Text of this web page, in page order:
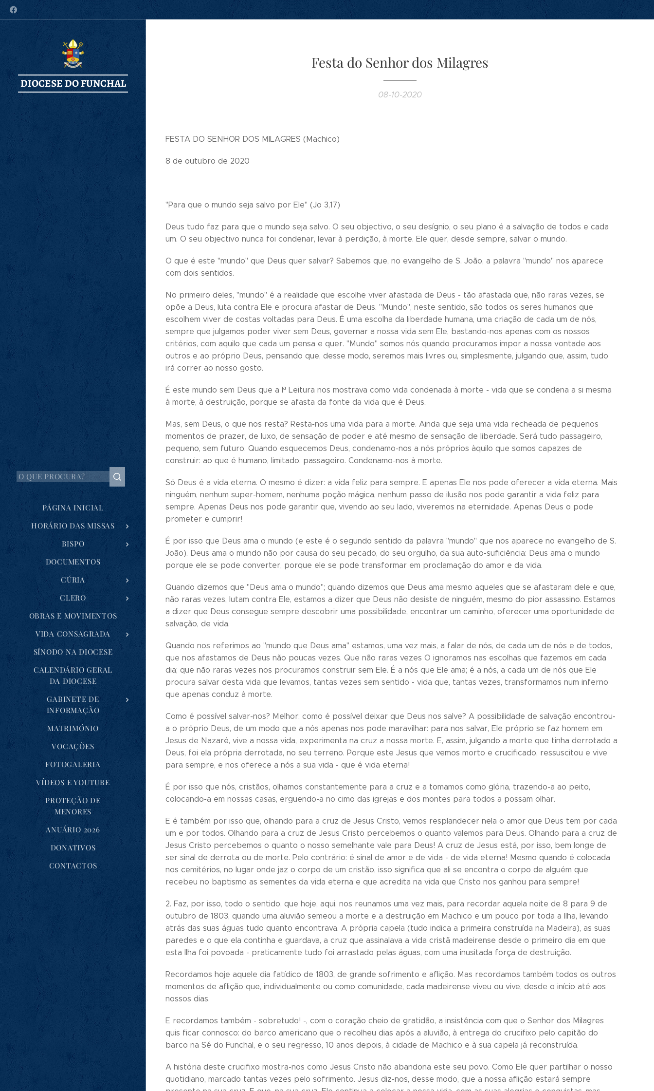
DIOCESE DO FUNCHAL
PÁGINA INICIAL
HORÁRIO DAS MISSAS
BISPO
DOCUMENTOS
CÚRIA
CLERO
OBRAS E MOVIMENTOS
VIDA CONSAGRADA
SÍNODO NA DIOCESE
CALENDÁRIO GERAL
DA DIOCESE
GABINETE DE
INFORMAÇÃO
MATRIMÓNIO
VOCAÇÕES
FOTOGALERIA
VÍDEOS E YOUTUBE
PROTEÇÃO DE
MENORES
ANUÁRIO 2026
DONATIVOS
CONTACTOS
Festa do Senhor dos Milagres
08-10-2020
FESTA DO SENHOR DOS MILAGRES (Machico)
8 de outubro de 2020
"Para que o mundo seja salvo por Ele" (Jo 3,17)
Deus tudo faz para que o mundo seja salvo. O seu objectivo, o seu desígnio, o seu plano é a salvação de todos e cada
um. O seu objectivo nunca foi condenar, levar à perdição, à morte. Ele quer, desde sempre, salvar o mundo.
O que é este "mundo" que Deus quer salvar? Sabemos que, no evangelho de S. João, a palavra "mundo" nos aparece
com dois sentidos.
No primeiro deles, "mundo" é a realidade que escolhe viver afastada de Deus - tão afastada que, não raras vezes, se
opõe a Deus, luta contra Ele e procura afastar de Deus. "Mundo", neste sentido, são todos os seres humanos que
escolhem viver de costas voltadas para Deus. É uma escolha da liberdade humana, uma criação de cada um de nós,
sempre que julgamos poder viver sem Deus, governar a nossa vida sem Ele, bastando-nos apenas com os nossos
critérios, com aquilo que cada um pensa e quer. "Mundo" somos nós quando procuramos impor a nossa vontade aos
outros e ao próprio Deus, pensando que, desse modo, seremos mais livres ou, simplesmente, julgando que, assim, tudo
irá correr ao nosso gosto.
É este mundo sem Deus que a Iª Leitura nos mostrava como vida condenada à morte - vida que se condena a si mesma
à morte, à destruição, porque se afasta da fonte da vida que é Deus.
Mas, sem Deus, o que nos resta? Resta-nos uma vida para a morte. Ainda que seja uma vida recheada de pequenos
momentos de prazer, de luxo, de sensação de poder e até mesmo de sensação de liberdade. Será tudo passageiro,
pequeno, sem futuro. Quando esquecemos Deus, condenamo-nos a nós próprios àquilo que somos capazes de
construir: ao que é humano, limitado, passageiro. Condenamo-nos à morte.
Só Deus é a vida eterna. O mesmo é dizer: a vida feliz para sempre. E apenas Ele nos pode oferecer a vida eterna. Mais
ninguém, nenhum super-homem, nenhuma poção mágica, nenhum passo de ilusão nos pode garantir a vida feliz para
sempre. Apenas Deus nos pode garantir que, vivendo ao seu lado, viveremos na eternidade. Apenas Deus o pode
prometer e cumprir!
É por isso que Deus ama o mundo (e este é o segundo sentido da palavra "mundo" que nos aparece no evangelho de S.
João). Deus ama o mundo não por causa do seu pecado, do seu orgulho, da sua auto-suficiência: Deus ama o mundo
porque ele se pode converter, porque ele se pode transformar em proclamação do amor e da vida.
Quando dizemos que "Deus ama o mundo"; quando dizemos que Deus ama mesmo aqueles que se afastaram dele e que,
não raras vezes, lutam contra Ele, estamos a dizer que Deus não desiste de ninguém, mesmo do pior assassino. Estamos
a dizer que Deus consegue sempre descobrir uma possibilidade, encontrar um caminho, oferecer uma oportunidade de
salvação, de vida.
Quando nos referimos ao "mundo que Deus ama" estamos, uma vez mais, a falar de nós, de cada um de nós e de todos,
que nos afastamos de Deus não poucas vezes. Que não raras vezes O ignoramos nas escolhas que fazemos em cada
dia; que não raras vezes nos procuramos construir sem Ele. É a nós que Ele ama; é a nós, a cada um de nós que Ele
procura salvar desta vida que levamos, tantas vezes sem sentido - vida que, tantas vezes, transformamos num inferno
que apenas conduz à morte.
Como é possível salvar-nos? Melhor: como é possível deixar que Deus nos salve? A possibilidade de salvação encontrou-
a o próprio Deus, de um modo que a nós apenas nos pode maravilhar: para nos salvar, Ele próprio se faz homem em
Jesus de Nazaré, vive a nossa vida, experimenta na cruz a nossa morte. E, assim, julgando a morte que tinha derrotado a
Deus, foi ela própria derrotada, no seu terreno. Porque este Jesus que vemos morto e crucificado, ressuscitou e vive
para sempre, e nos oferece a nós a sua vida - que é vida eterna!
É por isso que nós, cristãos, olhamos constantemente para a cruz e a tomamos como glória, trazendo-a ao peito,
colocando-a em nossas casas, erguendo-a no cimo das igrejas e dos montes para todos a possam olhar.
E é também por isso que, olhando para a cruz de Jesus Cristo, vemos resplandecer nela o amor que Deus tem por cada
um e por todos. Olhando para a cruz de Jesus Cristo percebemos o quanto valemos para Deus. Olhando para a cruz de
Jesus Cristo percebemos o quanto o nosso semelhante vale para Deus! A cruz de Jesus está, por isso, bem longe de
ser sinal de derrota ou de morte. Pelo contrário: é sinal de amor e de vida - de vida eterna! Mesmo quando é colocada
nos cemitérios, no lugar onde jaz o corpo de um cristão, isso significa que ali se encontra o corpo de alguém que
recebeu no baptismo as sementes da vida eterna e que acredita na vida que Cristo nos ganhou para sempre!
2. Faz, por isso, todo o sentido, que hoje, aqui, nos reunamos uma vez mais, para recordar aquela noite de 8 para 9 de
outubro de 1803, quando uma aluvião semeou a morte e a destruição em Machico e um pouco por toda a Ilha, levando
atrás das suas águas tudo quanto encontrava. A própria capela (tudo indica a primeira construída na Madeira), as suas
paredes e o que ela continha e guardava, a cruz que assinalava a vida cristã madeirense desde o primeiro dia em que
esta Ilha foi povoada - praticamente tudo foi arrastado pelas águas, com uma inusitada força de destruição.
Recordamos hoje aquele dia fatídico de 1803, de grande sofrimento e aflição. Mas recordamos também todos os outros
momentos de aflição que, individualmente ou como comunidade, cada madeirense viveu ou vive, desde o início até aos
nossos dias.
E recordamos também - sobretudo! -, com o coração cheio de gratidão, a insistência com que o Senhor dos Milagres
quis ficar connosco: do barco americano que o recolheu dias após a aluvião, à entrega do crucifixo pelo capitão do
barco na Sé do Funchal, e o seu regresso, 10 anos depois, à cidade de Machico e à sua capela já reconstruída.
A história deste crucifixo mostra-nos como Jesus Cristo não abandona este seu povo. Como Ele quer partilhar o nosso
quotidiano, marcado tantas vezes pelo sofrimento. Jesus diz-nos, desse modo, que a nossa aflição estará sempre